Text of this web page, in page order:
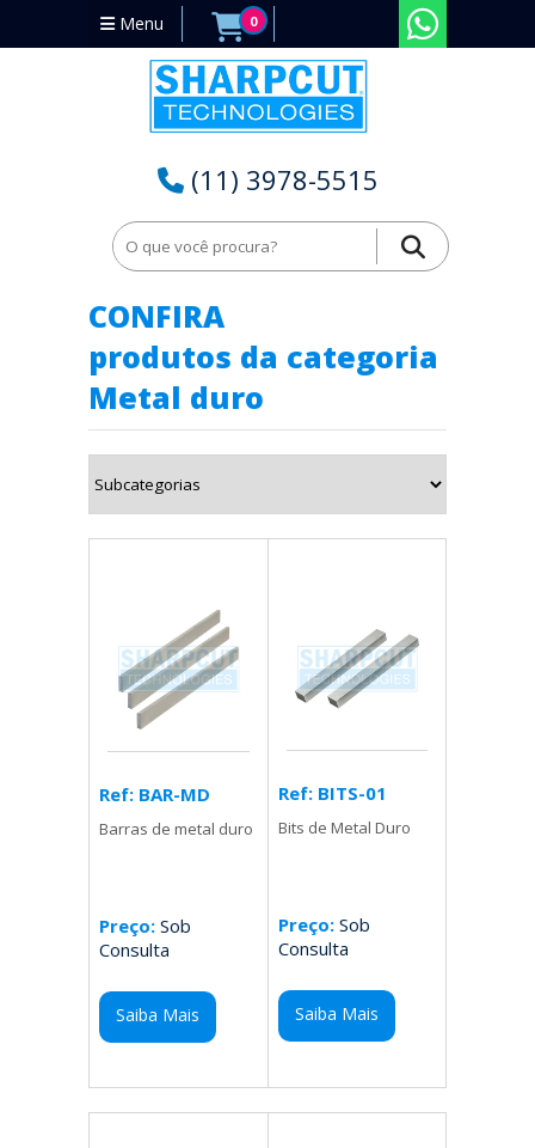
Menu 0
(11) 3978-5515
CONFIRA
produtos da categoria
Metal duro
Ref: BAR-MD
Barras de metal duro
Preço: Sob
Consulta
Saiba Mais
Ref: BITS-01
Bits de Metal Duro
Preço:Sob
Consulta
Saiba Mais